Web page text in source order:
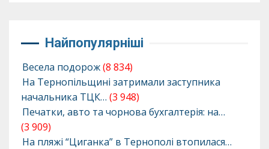
Найпопулярніші
Весела подорож(8 834)
На Тернопільщині затримали заступника
начальника ТЦК… (3 948)
Печатки, авто та чорнова бухгалтерія: на…
(3 909)
На пляжі “Циганка” в Тернополі втопилася…